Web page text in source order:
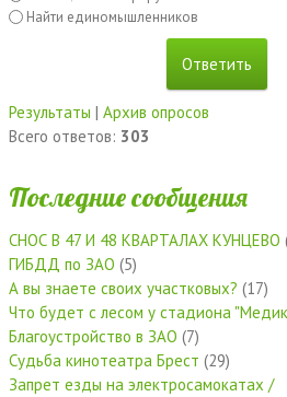
Найти единомышленников
Результаты | Архив опросов
Всего ответов: 303
Последние сообщения
СНОС В 47 И 48 КВАРТАЛАХ КУНЦЕВО
ГИБДД по ЗАО (5)
А вы знаете своих участковых? (17)
Что будет с лесом у стадиона
Благоустройство в ЗАО (7)
Судьба кинотеатра Брест (29)
Запрет езды на электросамокатах /